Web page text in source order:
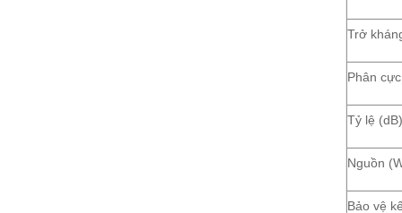
Trở
Phân
Tỷ lệ (dB)
Nguồn
Bảo vệ